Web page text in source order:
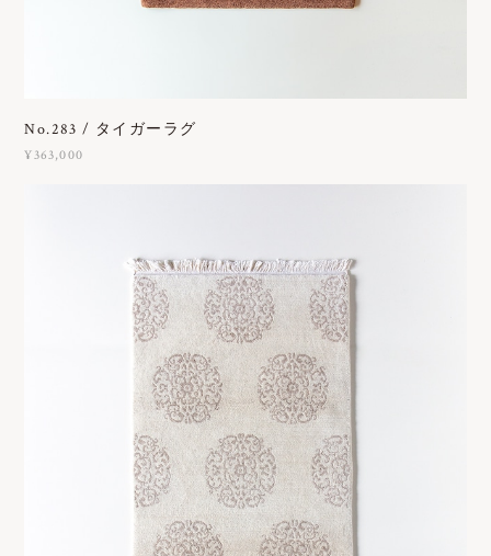
No.283 / タイガーラグ
¥363,000